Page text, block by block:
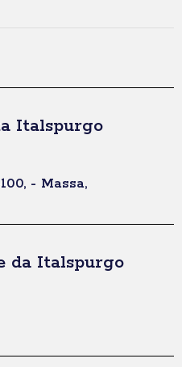
Italspurgo
- Massa,
da Italspurgo